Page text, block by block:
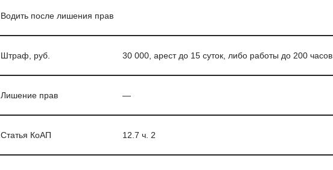
Водить после лишения прав
Штраф, руб. 30 000, арест до 15 суток, либо работы до 200 часов
Лишение прав —
Статья КоАП 12.7 ч. 2